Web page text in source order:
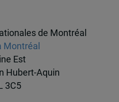
de Montréal
Montréal
Est
Hubert-Aquin
3C5